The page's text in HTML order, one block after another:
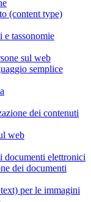
(content type)
tassonomie
sul web
semplice
dei contenuti
web
documenti elettronici
dei documenti
per le immagini